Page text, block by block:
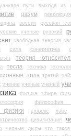
пути выхода из
разум революция
россия
русская
ученые русский
свободная энергия
сила синергетика
теория
тесла техника
поля третий
учение ученые ученый
физика эфира
философия
форекс хаос
цивилизация
черные дыры
что